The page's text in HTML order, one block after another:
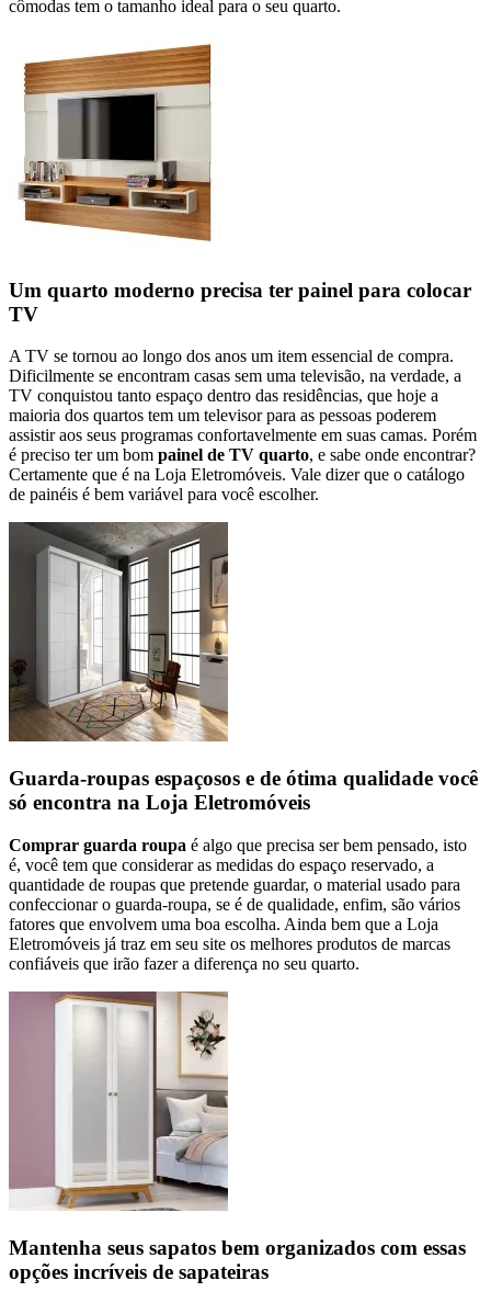
cômodas tem o tamanho ideal para o seu quarto.
Um quarto moderno precisa ter painel para colocar
TV
A TV se tornou ao longo dos anos um item essencial de compra.
Dificilmente se encontram casas sem uma televisão, na verdade, a
TV conquistou tanto espaço dentro das residências, que hoje a
maioria dos quartos tem um televisor para as pessoas poderem
assistir aos seus programas confortavelmente em suas camas. Porém
é preciso ter um bom painel de TV quarto, e sabe onde encontrar?
Certamente que é na Loja Eletromóveis. Vale dizer que o catálogo
de painéis é bem variável para você escolher.
Guarda-roupas espaçosos e de ótima qualidade você
só encontra na Loja Eletromóveis
Comprar guarda roupa é algo que precisa ser bem pensado, isto
é, você tem que considerar as medidas do espaço reservado, a
quantidade de roupas que pretende guardar, o material usado para
confeccionar o guarda-roupa, se é de qualidade, enfim, são vários
fatores que envolvem uma boa escolha. Ainda bem que a Loja
Eletromóveis já traz em seu site os melhores produtos de marcas
confiáveis que irão fazer a diferença no seu quarto.
Mantenha seus sapatos bem organizados com essas
opções incríveis de sapateiras